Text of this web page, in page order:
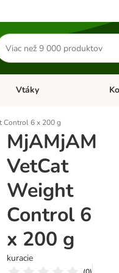
Otvoriť menu: Malé zvieratá
Vtáky
Control 6 x 200 g
MjAMjAM
VetCat
Weight
Control 6
x 200 g
kuracie